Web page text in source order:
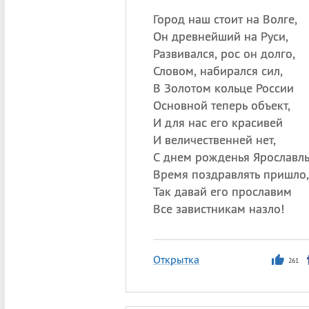
Город наш стоит на Волге,
Он древнейший на Руси,
Развивался, рос он долго,
Словом, набирался сил,
В Золотом кольце России
Основной теперь объект,
И для нас его красивей
И величественней нет,
С днем рожденья
Время поздравлять пришло,
Так давай его прославим
Все завистникам назло!
Открытка 261